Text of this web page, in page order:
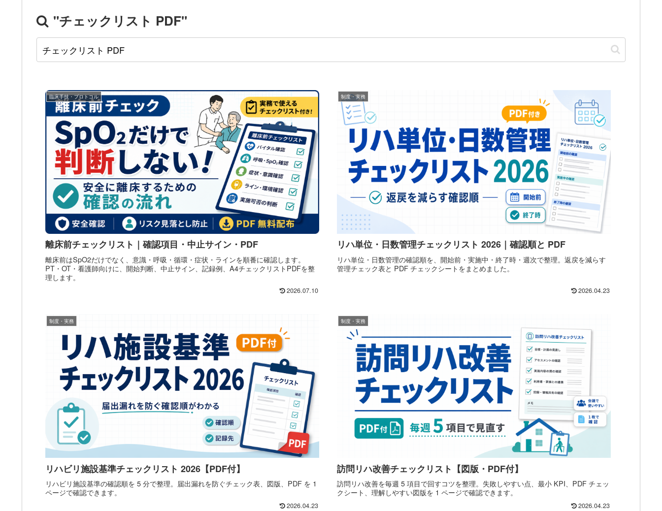
"チェックリスト PDF"
臨床手技・プロトコル
離床前チェックリスト｜確認項目・中止サイン・PDF
離床前はSpO2だけでなく、意識・呼吸・循環・症状・ラインを順番に確認します。
PT・OT・看護師向けに、開始判断、中止サイン、記録例、A4チェックリストPDFを整
理します。
2026.07.10
制度・実務
リハ単位・日数管理チェックリスト 2026｜確認順と PDF
リハ単位・日数管理の確認順を、開始前・実施中・終了時・週次で整理。返戻を減らす
管理チェック表と PDF チェックシートをまとめました。
2026.04.23
制度・実務
リハビリ施設基準チェックリスト 2026【PDF付】
リハビリ施設基準の確認順を 5 分で整理。届出漏れを防ぐチェック表、図版、PDF を 1
ページで確認できます。
2026.04.23
制度・実務
訪問リハ改善チェックリスト【図版・PDF付】
訪問リハ改善を毎週 5 項目で回すコツを整理。失敗しやすい点、最小 KPI、PDF チェッ
クシート、理解しやすい図版を 1 ページで確認できます。
2026.04.23